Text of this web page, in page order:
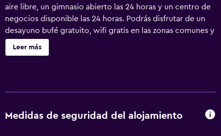
aire libre, un gimnasio abierto las 24 horas y un centro de
negocios disponible las 24 horas. Podrás disfrutar de un
desayuno bufé gratuito, wifi gratis en las zonas comunes y
aparcamiento gratuito. También encontrarás café o té en
las zonas comunes, un centro de negocios y una zona para
alojamientos ofrecen una zona de estar separada. Las
Leer más
Medidas de seguridad del alojamiento